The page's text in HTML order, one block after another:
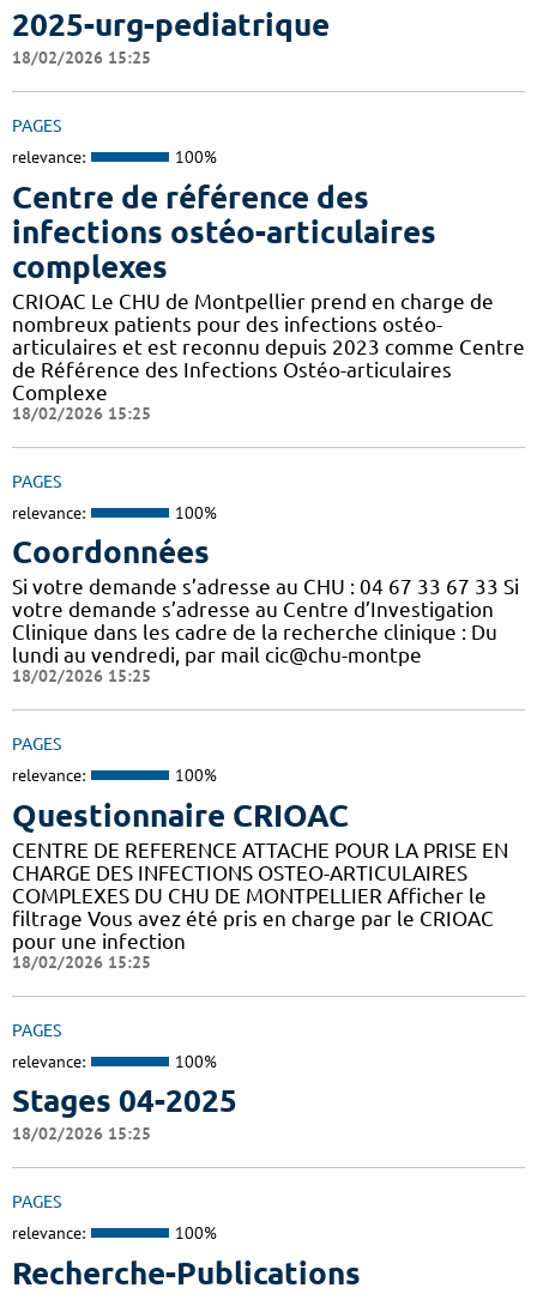
2025-urg-pediatrique
18/02/2026 15:25
PAGES
relevance: 100%
Centre de référence des
infections ostéo-articulaires
complexes
CRIOAC Le CHU de Montpellier prend en charge de
nombreux patients pour des infections ostéo-
articulaires et est reconnu depuis 2023 comme Centre
de Référence des Infections Ostéo-articulaires
Complexe
18/02/2026 15:25
PAGES
relevance: 100%
Coordonnées
Si votre demande s’adresse au CHU : 04 67 33 67 33 Si
votre demande s’adresse au Centre d’Investigation
Clinique dans les cadre de la recherche clinique : Du
lundi au vendredi, par mail cic@chu-montpe
18/02/2026 15:25
PAGES
relevance: 100%
Questionnaire CRIOAC
CENTRE DE REFERENCE ATTACHE POUR LA PRISE EN
CHARGE DES INFECTIONS OSTEO-ARTICULAIRES
COMPLEXES DU CHU DE MONTPELLIER Afficher le
filtrage Vous avez été pris en charge par le CRIOAC
pour une infection
18/02/2026 15:25
PAGES
relevance: 100%
Stages 04-2025
18/02/2026 15:25
PAGES
relevance: 100%
Recherche-Publications